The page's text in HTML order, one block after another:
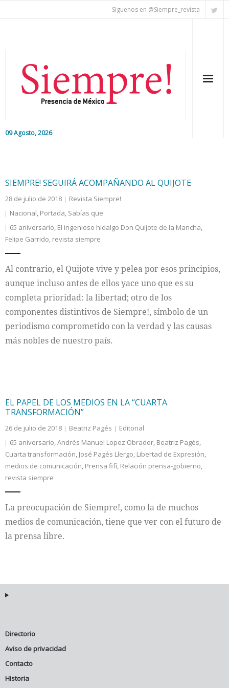
Síguenos en @Siempre_revista
09 Agosto, 2026
Nacional
Colaboradores
SIEMPRE! SEGUIRÁ ACOMPAÑANDO AL QUIJOTE
28 de julio de 2018
Revista Siempre!
Nacional, Portada, Sabías que
65 aniversario, El ingenioso hidalgo Don Quijote de la Mancha,
Felipe Garrido, revista siempre
Al contrario, el Quijote vive y pelea por esos principios,
aunque incluso antes de ellos yace uno que es su
completa prioridad: la libertad; otro de los
componentes distintivos de Siempre!, símbolo de un
periodismo comprometido con la verdad y las causas
más nobles de nuestro país.
EL PAPEL DE LOS MEDIOS EN LA “CUARTA
TRANSFORMACIÓN”
26 de julio de 2018 Beatriz Pagés
Editorial
65 aniversario,Andrés Manuel Lopez Obrador, Beatriz Pagés,
Cuarta transformación, José Pagés Llergo, Libertad de Expresión,
medios de comunicación, Prensa fifí, Relación prensa-gobierno,
revista siempre
La preocupación de Siempre!, como la de muchos
medios de comunicación, tiene que ver con el futuro de
la prensa libre.
Directorio
Aviso de privacidad
Contacto
Historia